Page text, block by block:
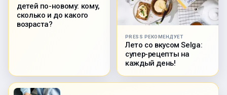
детей по-новому: кому,
сколько и до какого
возраста?
PRESS РЕКОМЕНДУЕТ
Лето со вкусом Selga:
супер-рецепты на
каждый день!